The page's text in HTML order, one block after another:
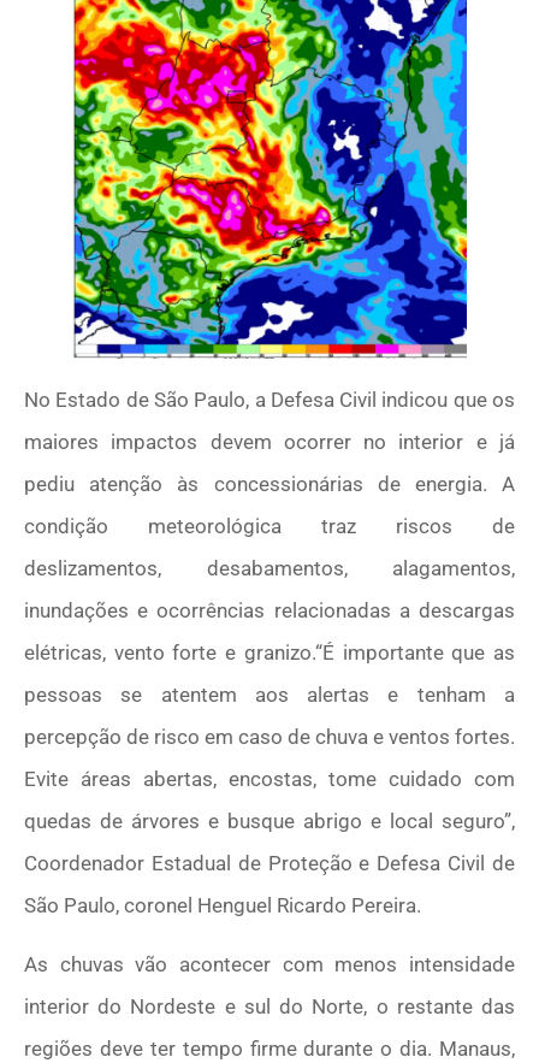
No Estado de São Paulo, a Defesa Civil indicou que os
maiores impactos devem ocorrer no interior e já
pediu atenção às concessionárias de energia. A
condição meteorológica traz riscos de
deslizamentos, desabamentos, alagamentos,
inundações e ocorrências relacionadas a descargas
elétricas, vento forte e granizo.“É importante que as
pessoas se atentem aos alertas e tenham a
percepção de risco em caso de chuva e ventos fortes.
Evite áreas abertas, encostas, tome cuidado com
quedas de árvores e busque abrigo e local seguro”,
Coordenador Estadual de Proteção e Defesa Civil de
São Paulo, coronel Henguel Ricardo Pereira.
As chuvas vão acontecer com menos intensidade
interior do Nordeste e sul do Norte, o restante das
regiões deve ter tempo firme durante o dia. Manaus,